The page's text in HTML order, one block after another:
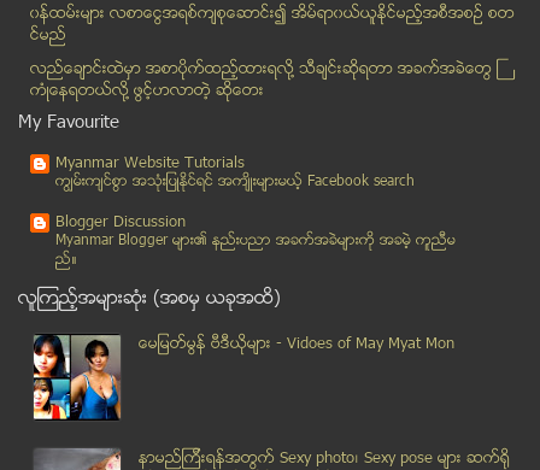
သမၼတျဖစ္လုိ၍မဟုတ္၊ ျပည္သူႏွင့္တပ္မေတာ္ တစ္သားတည္းျ...
ပ်ိဳေမတို႔ အသားအေရေခ်ာေမြ႕ေအာင္လုပ္နည္း
မီတာခတက္လုိက္ျခင္းက ျပည္သူကုိ ၀န္ထုပ္၀န္ပုိးမျဖစ္ေ...
ငါးႀကီးအန္ဖတ္
စံႏႈန္းသတ္မွတ္အၿပီး ေျခာက္လအတြင္း အိမ္၊ ၿခံ၊ ေျမ အ...
Android အတြက္ notification bar အသစ္ကို Facebook စမ...
ဥကၠလာပ ေစတီေတာ္ေပၚတြင္ စိတ္ႂကြေဆး ေရာင္းခ်သည့္ ပန္...
ခြဲတမ္းရပ္နားထားသည့္ GSM ဆင္းမ္ကတ္ ျပန္ေရာင္းမည္
လူမွားၿပီး အနီကတ္ ျပမိသည့္အတြက္ အာဆင္နယ္ကို ဒိုင္လ...
တာတိုပစ္ဒံုးမ်ား ေျမာက္ကုိရီးယား ထပ္မံပစ္လႊတ္
၀န္ထမ္းမ်ား လစာေငြအရစ္က်စုေဆာင္း၍ အိမ္ရာ၀ယ္ယူႏုိင္မည့္အစီအစဥ္ စတ
င္မည္
လည္ေခ်ာင္းထဲမွာ အစာပိုက္ထည့္ထားရလုိ႔ သီခ်င္းဆုိရတာ အခက္အခဲေတြ ႀ
ကံဳေနရတယ္လို႔ ဖြင့္ဟလာတဲ့ ဆုိေတး
My Favourite
Myanmar Website Tutorials
ကၽြမ္းက်င္စြာ အသုံးျပဳႏုိင္ရင္ အက်ိဳးမ်ားမယ့္ Facebook search
Blogger Discussion
Myanmar Blogger မ်ား၏ နည္းပညာ အခက္အခဲမ်ားကုိ အခမဲ့ ကူညီမ
ည္။
လူၾကည့္အမ်ားဆုံး (အစမွ ယခုအထိ)
ေမျမတ္မြန္ ဗီဒီယုိမ်ား - Vidoes of May Myat Mon
နာမည္ၾကီးရန္အတြက္ Sexy photo၊ Sexy pose မ်ား ဆက္ရို